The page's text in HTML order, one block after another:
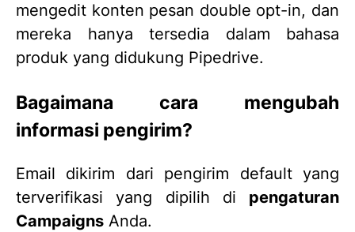
mengedit konten pesan double opt-in, dan
mereka hanya tersedia dalam bahasa
produk yang didukung Pipedrive.
Bagaimana cara mengubah
informasi pengirim?
Email dikirim dari pengirim default yang
terverifikasi yang dipilih di pengaturan
Campaigns Anda.